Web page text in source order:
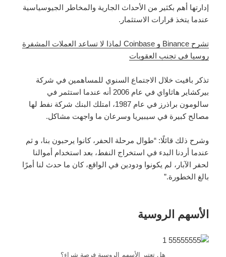
إدارتها أهم بكثير من الأحداث الجارية والمخاطر الجيوسياسية
عندما يتخذ قرارات الاستثمار.
تشرح Binance و Coinbase لماذا لا تساعد العملات المشفرة
روسيا في تجنب العقوبات
تذكر بافيت خلال الاجتماع السنوي للمساهمين في شركة
بيركشاير هاثاواي في عام 2006 أنه عندما استثمر في
سالومون براذرز في عام 1987، امتلك البنك شركة نفط لها
مصالح كبيرة في سيبيريا وسرعان ما واجهت مشاكل.
وشرح ذلك قائلًا: “طوال مرحلة الحفر، كانوا يرحبون بنا، و ثم
عندما أردنا البدء في استخراج النفط، بعد استخدام أموالنا
لحفر الآبار، لم يكونوا ودودين في الواقع، كان ما حدث لنا أمرًا
بالغ الخطورة.”
الأسهم الروسية
هل تعتبر الأسهم الروسية فرصة شراء؟